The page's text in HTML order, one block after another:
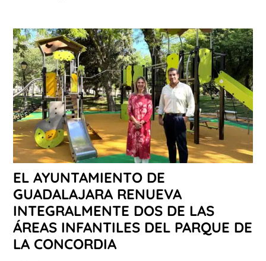
EL AYUNTAMIENTO DE
GUADALAJARA RENUEVA
INTEGRALMENTE DOS DE LAS
ÁREAS INFANTILES DEL PARQUE DE
LA CONCORDIA